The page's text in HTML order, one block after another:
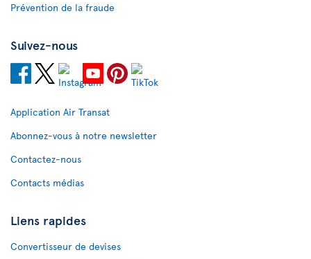
Prévention de la fraude
Suivez-nous
Application Air Transat
Abonnez-vous à notre newsletter
Contactez-nous
Contacts médias
Liens rapides
Convertisseur de devises